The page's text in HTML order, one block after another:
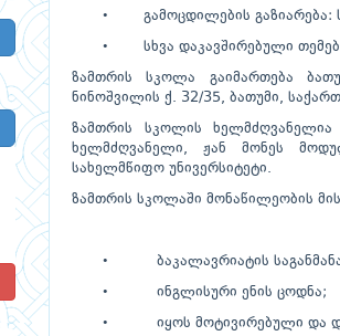
• გამოცდილების გაზიარება:
• სხვა დაკავშირებული
ზამთრის სკოლა გაიმართება
ნინოშვილის ქ. 32/35, ბათუმი,
ზამთრის სკოლის
ხელმძღვანელი, ჟან მონეს
სახელმწიფო უნივერსიტეტი.
ზამთრის სკოლაში მონაწილეობის
• ბაკალავრიატის
• ინგლისური ენის ცოდნა;
• იყოს მოტივირებული და